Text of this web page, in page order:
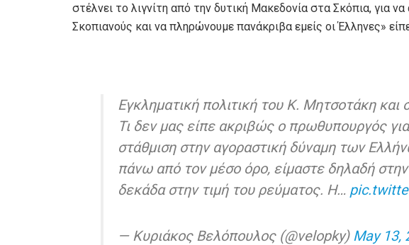
στέλνει το λιγνίτη από την δυτική Μακεδονία στα Σκόπια, για
Σκοπιανούς και να πληρώνουμε πανάκριβα εμείς οι Έλληνες»
Εγκληματική πολιτική του Κ. Μητσοτάκη και
Τι δεν μας είπε ακριβώς ο πρωθυπουργός
στάθμιση στην αγοραστική δύναμη των
πάνω από τον μέσο όρο, είμαστε δηλαδή
δεκάδα στην τιμή του ρεύματος. Η…
— Κυριάκος Βελόπουλος (@velopky) May 13,